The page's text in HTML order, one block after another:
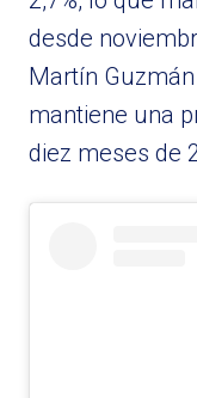
desde
Martín
mantiene una
diez meses de